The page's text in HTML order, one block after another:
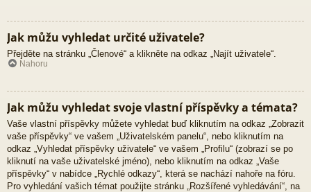
Jak můžu vyhledat určité uživatele?
Přejděte na stránku „Členové“ a klikněte na odkaz „Najít uživatele“.
Nahoru
Jak můžu vyhledat svoje vlastní příspěvky a témata?
Vaše vlastní příspěvky můžete vyhledat buď kliknutím na odkaz „Zobrazit
vaše příspěvky“ ve vašem „Uživatelském panelu“, nebo kliknutím na
odkaz „Vyhledat příspěvky uživatele“ ve vašem „Profilu“ (zobrazí se po
kliknutí na vaše uživatelské jméno), nebo kliknutím na odkaz „Vaše
příspěvky“ v nabídce „Rychlé odkazy“, která se nachází nahoře na fóru.
Pro vyhledání vašich témat použijte stránku „Rozšířené vyhledávání“, na